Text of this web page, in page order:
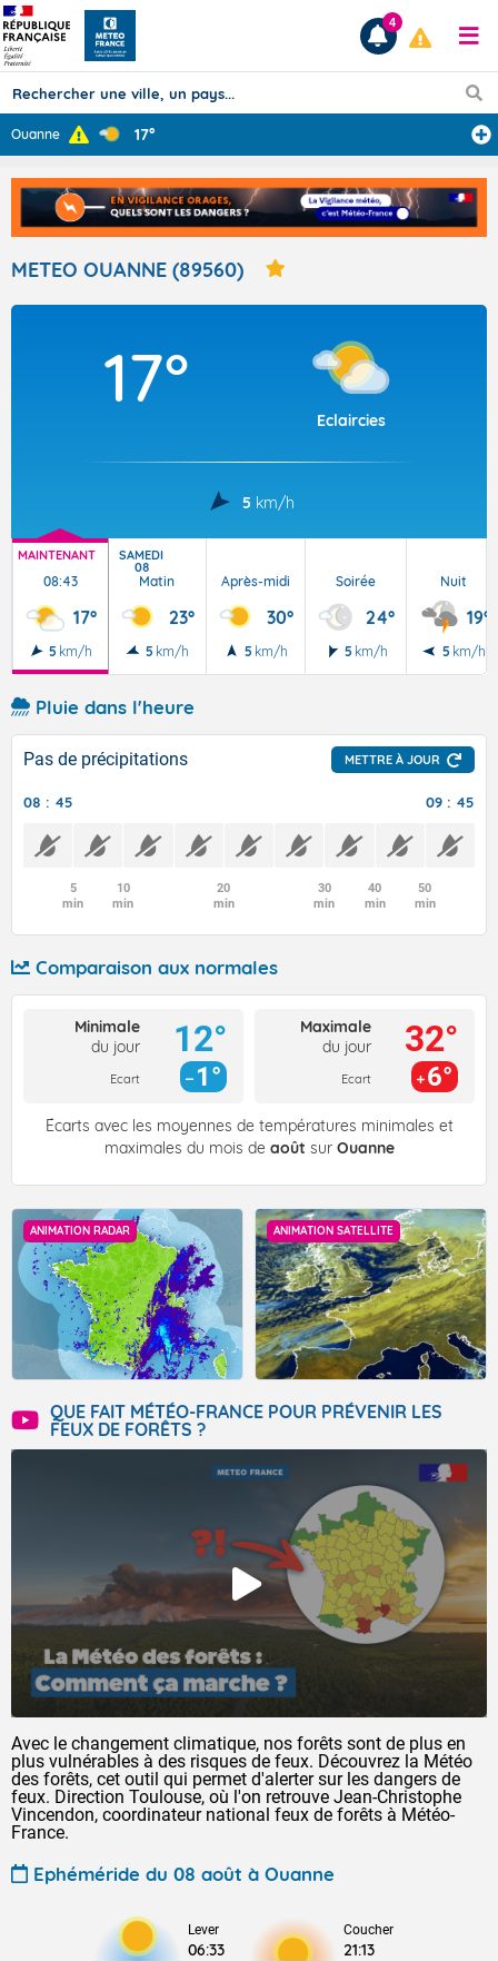
Prévisions
TOUS LES RÉSULTATS
Articles
4
Ouanne 17°
METEO OUANNE (89560)
17°
Eclaircies
5 km/h
MAINTENANT
08:43
17°
5 km/h
SAMEDI
08
Matin
23°
5 km/h
Après-midi
30°
5 km/h
Soirée
24°
5 km/h
Nuit
19°
5 km/h
Pluie dans l'heure
Pas de précipitations METTRE À JOUR
08 : 45 09 : 45
5
min
10
min
20
min
30
min
40
min
50
min
Comparaison aux normales
Minimale
du jour
Ecart
12°
1°
Maximale
du jour
Ecart
32°
6°
Écarts avec les moyennes de températures minimales et
maximales du mois de août sur Ouanne
ANIMATION RADAR ANIMATION SATELLITE
QUE FAIT MÉTÉO-FRANCE POUR PRÉVENIR LES
FEUX DE FORÊTS ?
Avec le changement climatique, nos forêts sont de plus en
plus vulnérables à des risques de feux. Découvrez la Météo
des forêts, cet outil qui permet d'alerter sur les dangers de
feux. Direction Toulouse, où l'on retrouve Jean-Christophe
Vincendon, coordinateur national feux de forêts à Météo-
France.
Ephéméride du 08 août à Ouanne
Lever
06:33
Coucher
21:13